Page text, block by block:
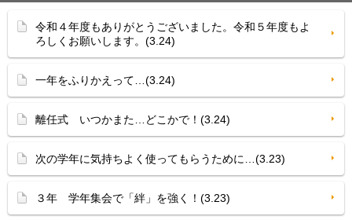
令和４年度もありがとうございました。令和５年度もよ
ろしくお願いします。(3.24)
一年をふりかえって…(3.24)
離任式 いつかまた…どこかで！(3.24)
次の学年に気持ちよく使ってもらうために…(3.23)
３年 学年集会で「絆」を強く！(3.23)